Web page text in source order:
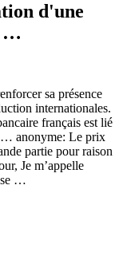
d'une
…
sa présence
internationales.
français est lié
… anonyme: Le prix
partie pour raison
Je m’appelle
…